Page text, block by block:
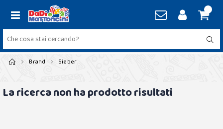
Brand Sieber
La ricerca non ha prodotto risultati